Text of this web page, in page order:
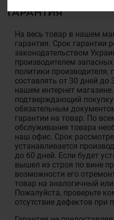
ГАРАНТИЯ
На весь товар в нашем
гарантия. Срок гарантии
законодательством
производителем
политики
составлять от 30 дней до
нашем интернет
подтверждающий покупку
обязательным
гарантии на товар. По
обслуживания товара
наш офис. Срок
устанавливается
до 60 дней. Если будет
вышел из строя по вине
возможности его
товар на аналогичный
Пожалуйста, проверьте
отсутствие дефектов при